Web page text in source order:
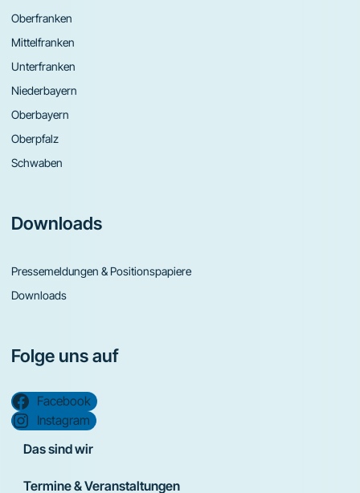
Oberfranken
Mittelfranken
Unterfranken
Niederbayern
Oberbayern
Oberpfalz
Schwaben
Downloads
Pressemeldungen & Positionspapiere
Downloads
Folge uns auf
Facebook
Instagram
Das sind wir
Termine & Veranstaltungen